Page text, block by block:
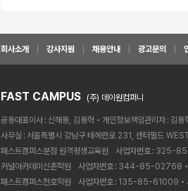
회사소개 강사지원 채용안내 광고문의
FAST CAMPUS (주) 데이원컴퍼니
공동대표이사 신해동, 김동혁 개인정보책임관리자
김동
사무실 서울특별시 강남구 테헤란로 231, 센터필드
패스트캠퍼스분점 원격평생교육원ㅤ 사업자번호 325-
커널아카데미신촌학원ㅤ 사업자번호 344-85-02768
패스트캠퍼스천호학원ㅤ 사업자번호 135-85-61009